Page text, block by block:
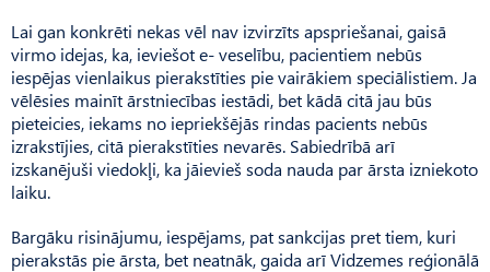
Lai gan konkrēti nekas vēl nav izvirzīts apspriešanai, gaisā
virmo idejas, ka, ieviešot e- veselību, pacientiem nebūs
iespējas vienlaikus pierakstīties pie vairākiem speciālistiem. Ja
vēlēsies mainīt ārstniecības iestādi, bet kādā citā jau būs
pieteicies, iekams no iepriekšējās rindas pacients nebūs
izrakstījies, citā pierakstīties nevarēs. Sabiedrībā arī
izskanējuši viedokļi, ka jāievieš soda nauda par ārsta izniekoto
laiku.
Bargāku risinājumu, iespējams, pat sankcijas pret tiem, kuri
pierakstās pie ārsta, bet neatnāk, gaida arī Vidzemes reģionālā